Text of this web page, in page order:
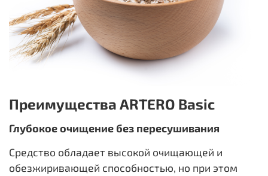
Преимущества ARTERO Basic
Глубокое очищение без пересушивания
Средство обладает высокой очищающей и
обезжиривающей способностью, но при этом